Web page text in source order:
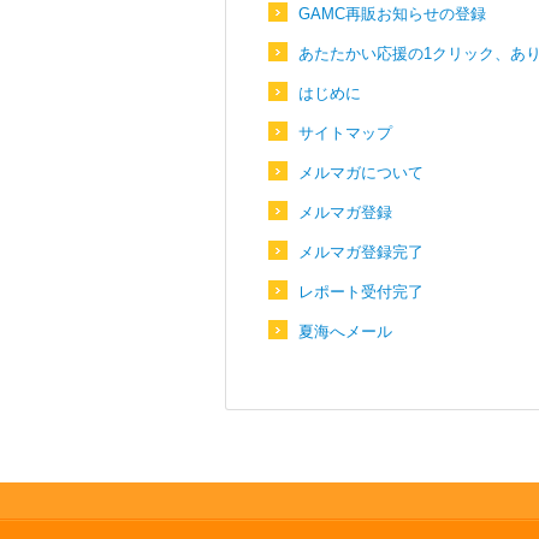
GAMC再販お知らせの登録
あたたかい応援の1クリック、あ
はじめに
サイトマップ
メルマガについて
メルマガ登録
メルマガ登録完了
レポート受付完了
夏海へメール